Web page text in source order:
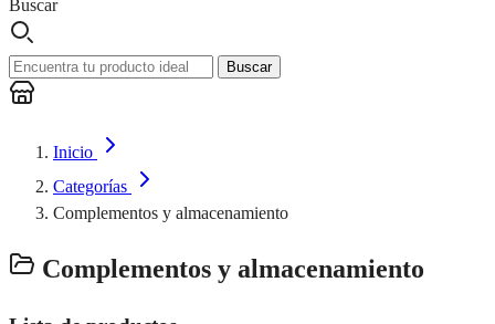
Buscar
Buscar
Inicio
Categorías
Complementos y almacenamiento
Complementos y almacenamiento